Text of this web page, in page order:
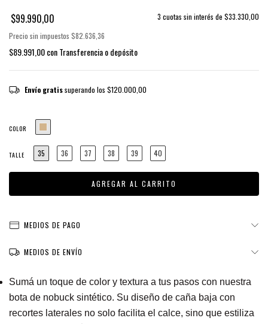
$99.990,00 3 cuotas sin interés de $33.330,00
Precio sin impuestos $82.636,36
$89.991,00conTransferencia o depósito
Envío gratis superando los $120.000,00
COLOR
TALLE 35 36 37 38 39 40
MEDIOS DE PAGO
MEDIOS DE ENVÍO
Sumá un toque de color y textura a tus pasos con nuestra
bota de nobuck sintético. Su diseño de caña baja con
recortes laterales no solo facilita el calce, sino que estiliza